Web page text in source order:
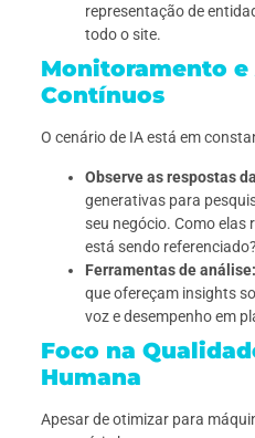
representação de
todo o site.
Monitoramento e
Contínuos
O cenário de IA está em
Observe as respostas
generativas para
seu negócio. Como elas
está sendo
Ferramentas de análise:
que ofereçam insights
voz e desempenho em
Foco na
Humana
Apesar de otimizar para